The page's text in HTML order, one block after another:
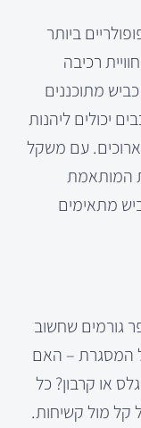
ביותר
רכיבה
כביש מתוכננים
יכולים ליהנות
עם משקל
המותאמת
מתאימים
גורמים שחשוב
המסגרת – האם
או קרבון? כל
קל מול קשיחות.